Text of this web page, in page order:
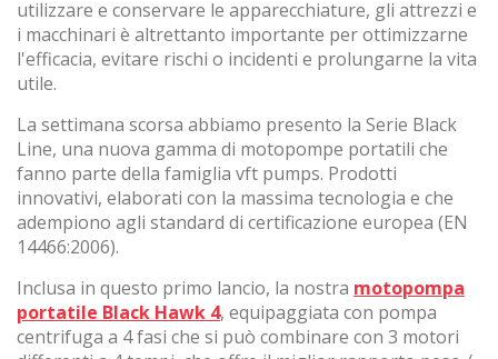
ES EN FR DE IT PT
(+34) 93 867 87 79
Contatto
utilizzare e conservare le apparecchiature, gli attrezzi e
i macchinari è altrettanto importante per ottimizzarne
l'efficacia, evitare rischi o incidenti e prolungarne la vita
utile.
La settimana scorsa abbiamo presento la Serie Black
Line, una nuova gamma di motopompe portatili che
fanno parte della famiglia vft pumps. Prodotti
innovativi, elaborati con la massima tecnologia e che
adempiono agli standard di certificazione europea (EN
14466:2006).
Inclusa in questo primo lancio, la nostra motopompa
portatile Black Hawk 4, equipaggiata con pompa
centrifuga a 4 fasi che si può combinare con 3 motori